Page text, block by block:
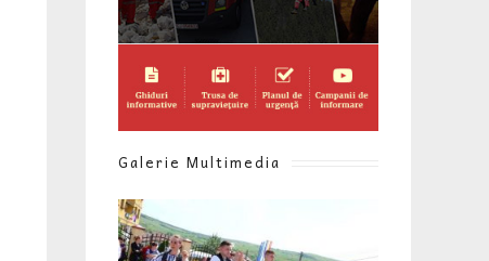
Galerie Multimedia